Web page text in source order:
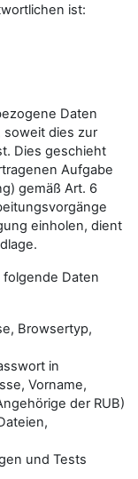
ist:
Daten
soweit dies zur
Dies geschieht
Aufgabe
gemäß Art. 6
einholen, dient
Daten
Browsertyp,
in
Vorname,
der RUB)
und Tests